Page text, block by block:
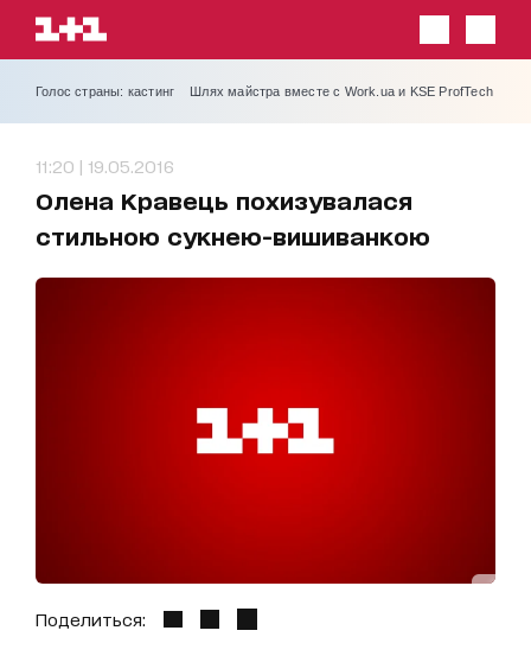
Голос страны: кастинг Шлях майстра вместе с Work.ua и KSE ProfTech
11:20 | 19.05.2016
Олена Кравець похизувалася
стильною сукнею-вишиванкою
Поделиться: